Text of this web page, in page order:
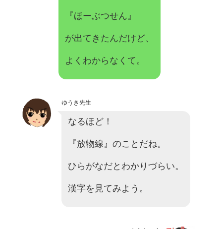
『ほーぶつせん』
が出てきたんだけど、
よくわからなくて。
ゆうき先生
なるほど！
『放物線』のことだね。
ひらがなだとわかりづらい。
漢字を見てみよう。